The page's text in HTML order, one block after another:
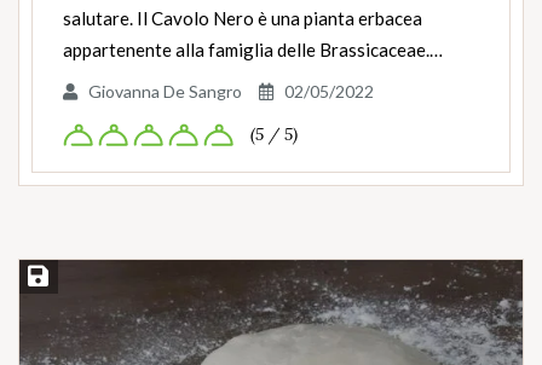
salutare. Il Cavolo Nero è una pianta erbacea
appartenente alla famiglia delle Brassicaceae.…
Giovanna De Sangro 02/05/2022
(5 / 5)
Salva ricetta